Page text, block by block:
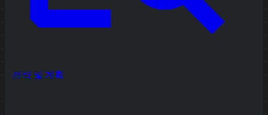
전략 및 계획